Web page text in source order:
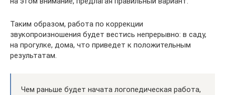
Таким образом, работа по коррекции
звукопроизношения будет вестись непрерывно: в саду,
на прогулке, дома, что приведет к положительным
результатам.
Чем раньше будет начата логопедическая работа,